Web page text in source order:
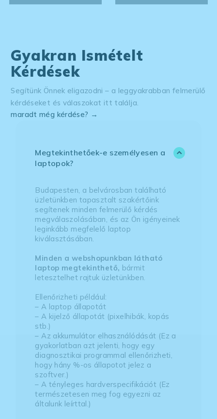
Gyakran Ismételt
Kérdések
Segítünk Önnek eligazodni – a leggyakrabban felmerülő
kérdéseket és válaszokat itt találja.
maradt még kérdése? →
Megtekinthetőek-e személyesen a
laptopok?
Budapesten, a belvárosban található
üzletünkben tapasztalt szakértőink
segítenek minden felmerülő kérdés
megválaszolásában, és az Ön igényeinek
leginkább megfelelő laptop
kiválasztásában.
Minden a webshopunkban látható
laptop megtekinthető, bármit
letesztelhet rajtuk üzletünkben.
Ellenőrizheti például:
– A laptop állapotát
– A kijelző állapotát (pixelhibák, kopás
stb.)
– Az akkumulátor elhasználódását (Ez a
gyakorlatban azt jelenti, hogy egy
diagnosztikai programmal ellenőrizheti,
hogy hány %-os állapotot jelez a
szoftver.)
– A tényleges hardverspecifikációt (Ez
természetesen meg fog egyezni az
általunk leírttal.)